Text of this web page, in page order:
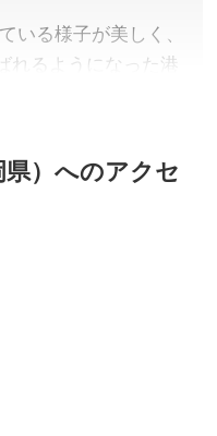
いる様子が美しく、
れるようになった港
和歌山市駅から和歌
）へのアクセ